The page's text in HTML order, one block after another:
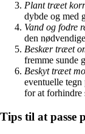
Plant træet
dybde og med
Vand og fodre
den
Beskær træet
fremme sunde
Beskyt træet
eventuelle
for at forhindre
Tips til at passe